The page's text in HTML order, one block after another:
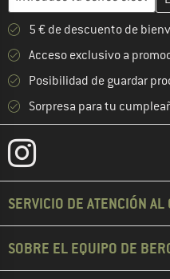
5 € de descuento de
Acceso exclusivo a
Posibilidad de guardar
Sorpresa para tu
SERVICIO DE ATENCIÓN AL
SOBRE EL EQUIPO DE